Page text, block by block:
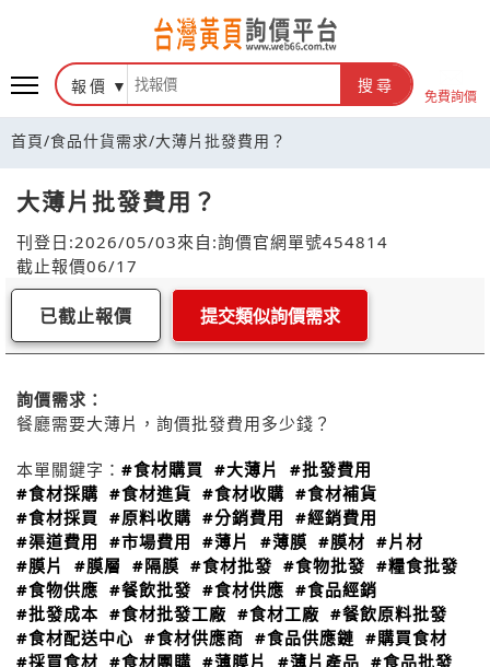
報價 搜尋
免費詢價
首頁/食品什貨需求/大薄片批發費用？
大薄片批發費用？
刊登日:2026/05/03來自:詢價官網單號454814
截止報價06/17
已截止報價 提交類似詢價需求
詢價需求：
餐廳需要大薄片，詢價批發費用多少錢？
本單關鍵字： #食材購買 #大薄片
#批發費用
#食材採購 #食材進貨 #食材收購 #食材補貨
#食材採買 #原料收購 #分銷費用 #經銷費用
#渠道費用 #市場費用 #薄片 #薄膜 #膜材 #片材
#膜片
#膜層 #隔膜 #食材批發 #食物批發 #糧食批發
#食物供應 #餐飲批發 #食材供應 #食品經銷
#批發成本 #食材批發工廠 #食材工廠 #餐飲原料批發
#食材配送中心 #食材供應商 #食品供應鏈 #購買食材
#採買食材 #食材團購 #薄膜片 #薄片產品 #食品批發